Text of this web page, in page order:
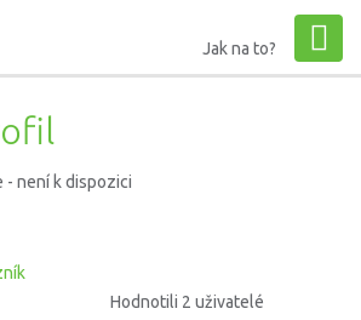
Jak na to?
Hodnotili 2 uživatelé